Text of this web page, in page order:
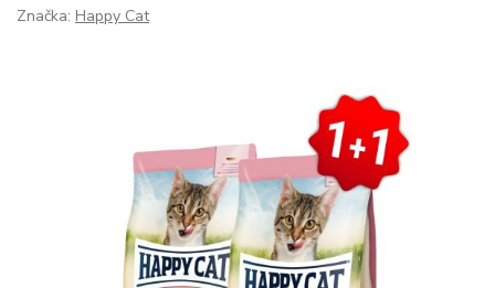
Značka: Happy Cat